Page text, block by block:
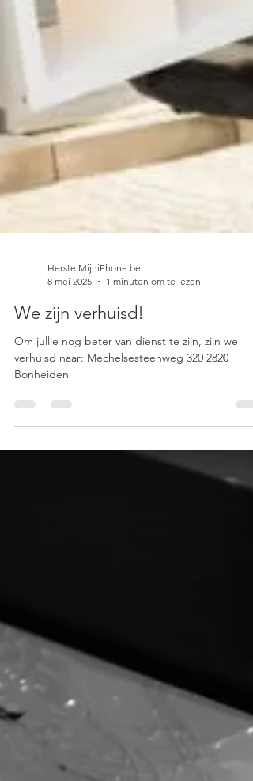
8 mei 2025
1 minuten om te lezen
We zijn verhuisd!
Om jullie nog beter van dienst te zijn, zijn we
verhuisd naar: Mechelsesteenweg 320 2820
Bonheiden